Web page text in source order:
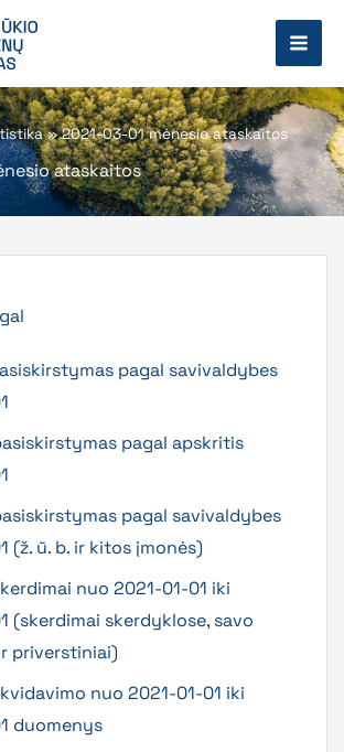
»2021-03-01 mėnesio ataskaitos
ataskaitos
pagal savivaldybes
pagal apskritis
pagal savivaldybes
(ž. ū. b. ir kitos įmonės)
nuo 2021-01-01 iki
(skerdimai skerdyklose, savo
priverstiniai)
nuo 2021-01-01 iki
duomenys